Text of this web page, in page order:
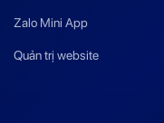
Zalo Mini App
Quản trị website